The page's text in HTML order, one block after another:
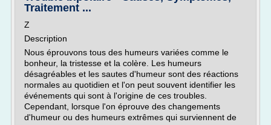
Traitement ...
Z
Description
Nous éprouvons tous des humeurs variées comme le
bonheur, la tristesse et la colère. Les humeurs
désagréables et les sautes d'humeur sont des réactions
normales au quotidien et l'on peut souvent identifier les
événements qui sont à l'origine de ces troubles.
Cependant, lorsque l'on éprouve des changements
d'humeur ou des humeurs extrêmes qui surviennent de